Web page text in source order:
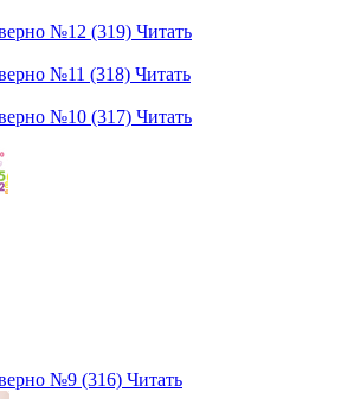
№12 (319) Читать
№11 (318) Читать
№10 (317) Читать
№9 (316) Читать